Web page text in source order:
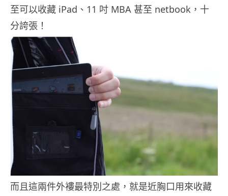
至可以收藏 iPad、11 吋 MBA 甚至 netbook，十
分誇張！
而且這兩件外褸最特別之處，就是近胸口用來收藏